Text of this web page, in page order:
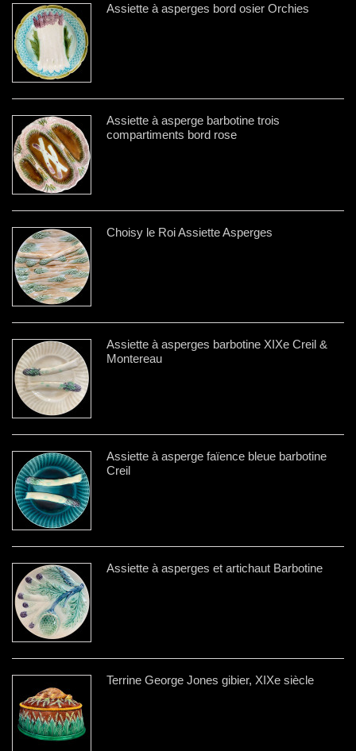
Assiette à asperges bord osier Orchies
Assiette à asperge barbotine trois
compartiments bord rose
Choisy le Roi Assiette Asperges
Assiette à asperges barbotine XIXe Creil &
Montereau
Assiette à asperge faïence bleue barbotine
Creil
Assiette à asperges et artichaut Barbotine
Terrine George Jones gibier, XIXe siècle